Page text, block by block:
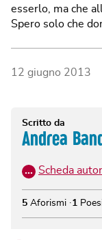
esserlo, ma che
Spero solo che
12 giugno 2013
Scritto da
Andrea
… Scheda
5 Aforismi 1